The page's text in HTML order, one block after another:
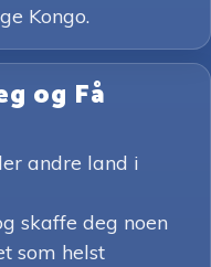
Kongo.
og Få
andre land i
skaffe deg noen
som helst